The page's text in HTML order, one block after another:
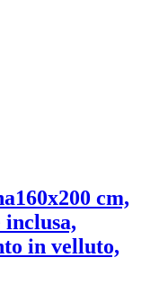
160x200 cm,
in velluto,